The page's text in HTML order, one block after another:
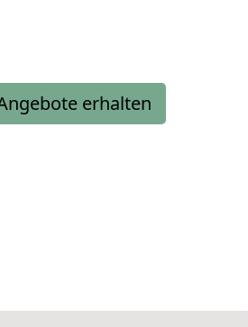
erhalten